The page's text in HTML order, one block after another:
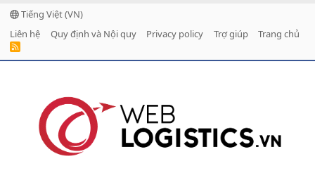
Tiếng Việt (VN)
Liên hệ
Quy định và Nội quy Privacy policy Trợ giúp Trang chủ
R